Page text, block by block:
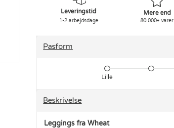
Leveringstid
1-2 arbejdsdage
Mere end
80.000+ varer
Pasform
Lille
Beskrivelse
Leggings fra Wheat